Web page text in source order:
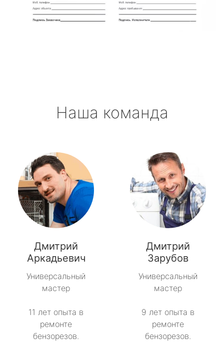
Наша команда
Дмитрий
Аркадьевич
Универсальный
мастер
11 лет опыта в
ремонте
бензорезов.
Дмитрий
Зарубов
Универсальный
мастер
9 лет опыта в
ремонте
бензорезов.